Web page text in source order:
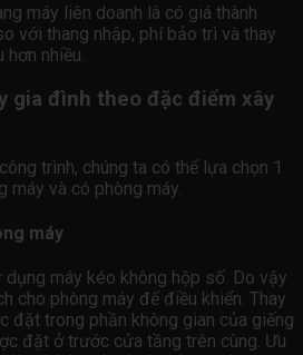
máy liên doanh là có giá thành
với thang nhập, phí bảo trì và thay
hơn nhiều.
gia đình theo đặc điểm xây
trình, chúng ta có thể lựa chọn 1
máy và có phòng máy.
máy
máy kéo không hộp số. Do vậy
cho phòng máy để điều khiển. Thay
đặt trong phần không gian của giếng
đặt ở trước cửa tầng trên cùng. Ưu